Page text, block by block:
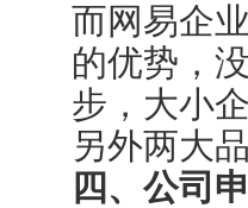
而网易企
的优势，
步，大小
另外两大
四、公司